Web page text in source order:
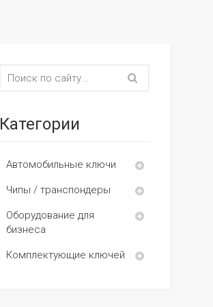
Категории
Автомобильные ключи
Чипы / транспондеры
Оборудование для
бизнеса
Комплектующие ключей